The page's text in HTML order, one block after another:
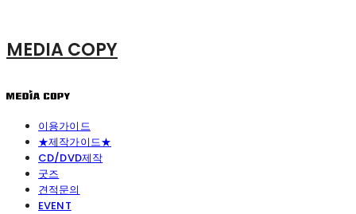
MEDIA COPY
이용가이드
★제작가이드★
CD/DVD제작
굿즈
견적문의
EVENT